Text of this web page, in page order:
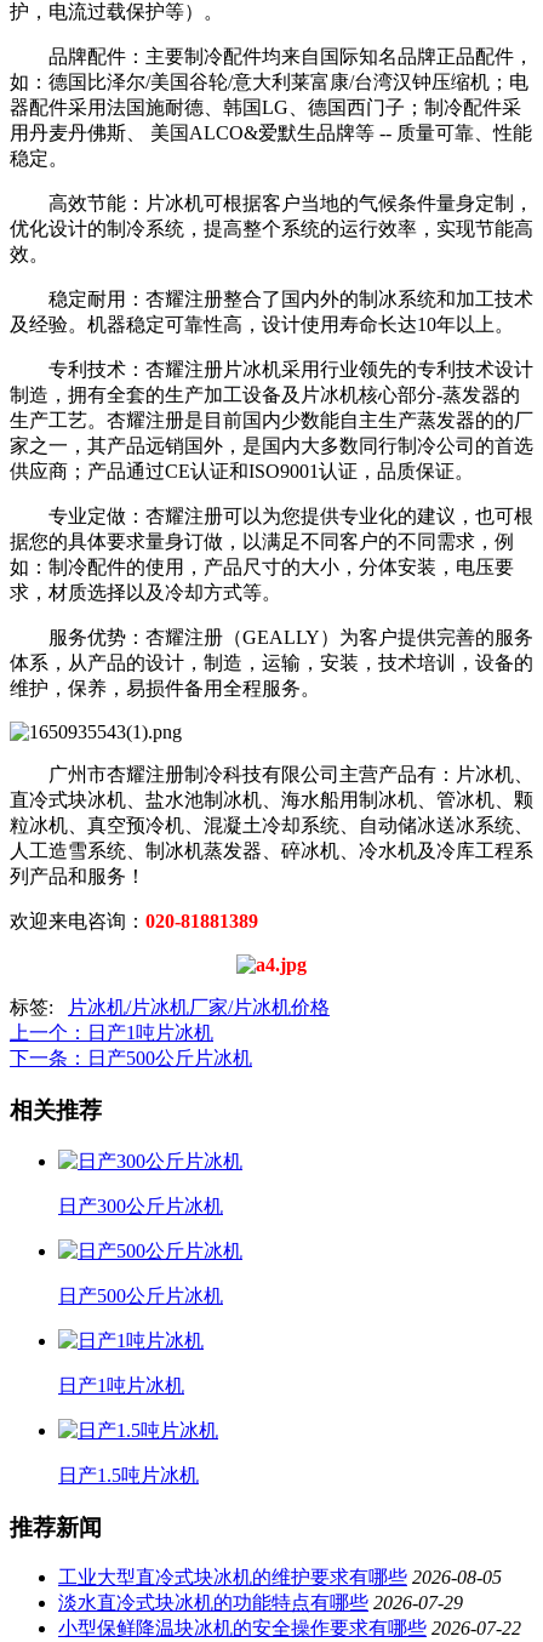
护，电流过载保护等）。
品牌配件：主要制冷配件均来自国际知名品牌正品配件，
如：德国比泽尔/美国谷轮/意大利莱富康/台湾汉钟压缩机；电
器配件采用法国施耐德、韩国LG、德国西门子；制冷配件采
用丹麦丹佛斯、 美国ALCO&爱默生品牌等 -- 质量可靠、性能
稳定。
高效节能：片冰机可根据客户当地的气候条件量身定制，
优化设计的制冷系统，提高整个系统的运行效率，实现节能高
效。
稳定耐用：杏耀注册整合了国内外的制冰系统和加工技术
及经验。机器稳定可靠性高，设计使用寿命长达10年以上。
专利技术：杏耀注册片冰机采用行业领先的专利技术设计
制造，拥有全套的生产加工设备及片冰机核心部分-蒸发器的
生产工艺。杏耀注册是目前国内少数能自主生产蒸发器的的厂
家之一，其产品远销国外，是国内大多数同行制冷公司的首选
供应商；产品通过CE认证和ISO9001认证，品质保证。
专业定做：杏耀注册可以为您提供专业化的建议，也可根
据您的具体要求量身订做，以满足不同客户的不同需求，例
如：制冷配件的使用，产品尺寸的大小，分体安装，电压要
求，材质选择以及冷却方式等。
服务优势：杏耀注册（GEALLY）为客户提供完善的服务
体系，从产品的设计，制造，运输，安装，技术培训，设备的
维护，保养，易损件备用全程服务。
广州市杏耀注册制冷科技有限公司主营产品有：片冰机、
直冷式块冰机、盐水池制冰机、海水船用制冰机、管冰机、颗
粒冰机、真空预冷机、混凝土冷却系统、自动储冰送冰系统、
人工造雪系统、制冰机蒸发器、碎冰机、冷水机及冷库工程系
列产品和服务！
欢迎来电咨询： 020-81881389
标签:
片冰机/片冰机厂家/片冰机价格
上一个 ：日产1吨片冰机
下一条 ：日产500公斤片冰机
相关推荐
日产300公斤片冰机
日产500公斤片冰机
日产1吨片冰机
日产1.5吨片冰机
推荐新闻
工业大型直冷式块冰机的维护要求有哪些 2026-08-05
淡水直冷式块冰机的功能特点有哪些 2026-07-29
小型保鲜降温块冰机的安全操作要求有哪些 2026-07-22